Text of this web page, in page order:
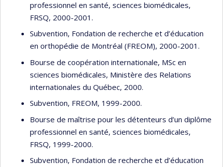
professionnel en santé, sciences biomédicales,
FRSQ, 2000-2001.
Subvention, Fondation de recherche et d’éducation
en orthopédie de Montréal (FREOM), 2000-2001.
Bourse de coopération internationale, MSc en
sciences biomédicales, Ministère des Relations
internationales du Québec, 2000.
Subvention, FREOM, 1999-2000.
Bourse de maîtrise pour les détenteurs d’un diplôme
professionnel en santé, sciences biomédicales,
FRSQ, 1999-2000.
Subvention, Fondation de recherche et d’éducation